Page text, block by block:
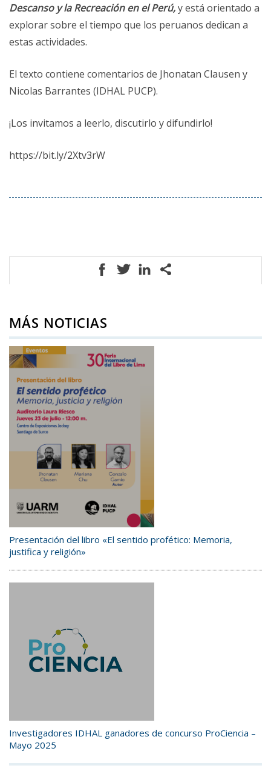
Descanso y la Recreación en el Perú,y está orientado a
explorar sobre el tiempo que los peruanos dedican a
estas actividades.
El texto contiene comentarios de Jhonatan Clausen y
Nicolas Barrantes (IDHAL PUCP).
¡Los invitamos a leerlo, discutirlo y difundirlo!
https://bit.ly/2Xtv3rW
MÁS NOTICIAS
Presentación del libro «El sentido profético: Memoria,
justifica y religión»
Investigadores IDHAL ganadores de concurso ProCiencia –
Mayo 2025